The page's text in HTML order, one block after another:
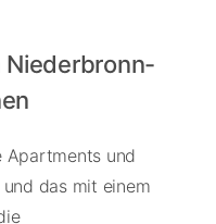
Niederbronn-
Apartments und
das mit einem